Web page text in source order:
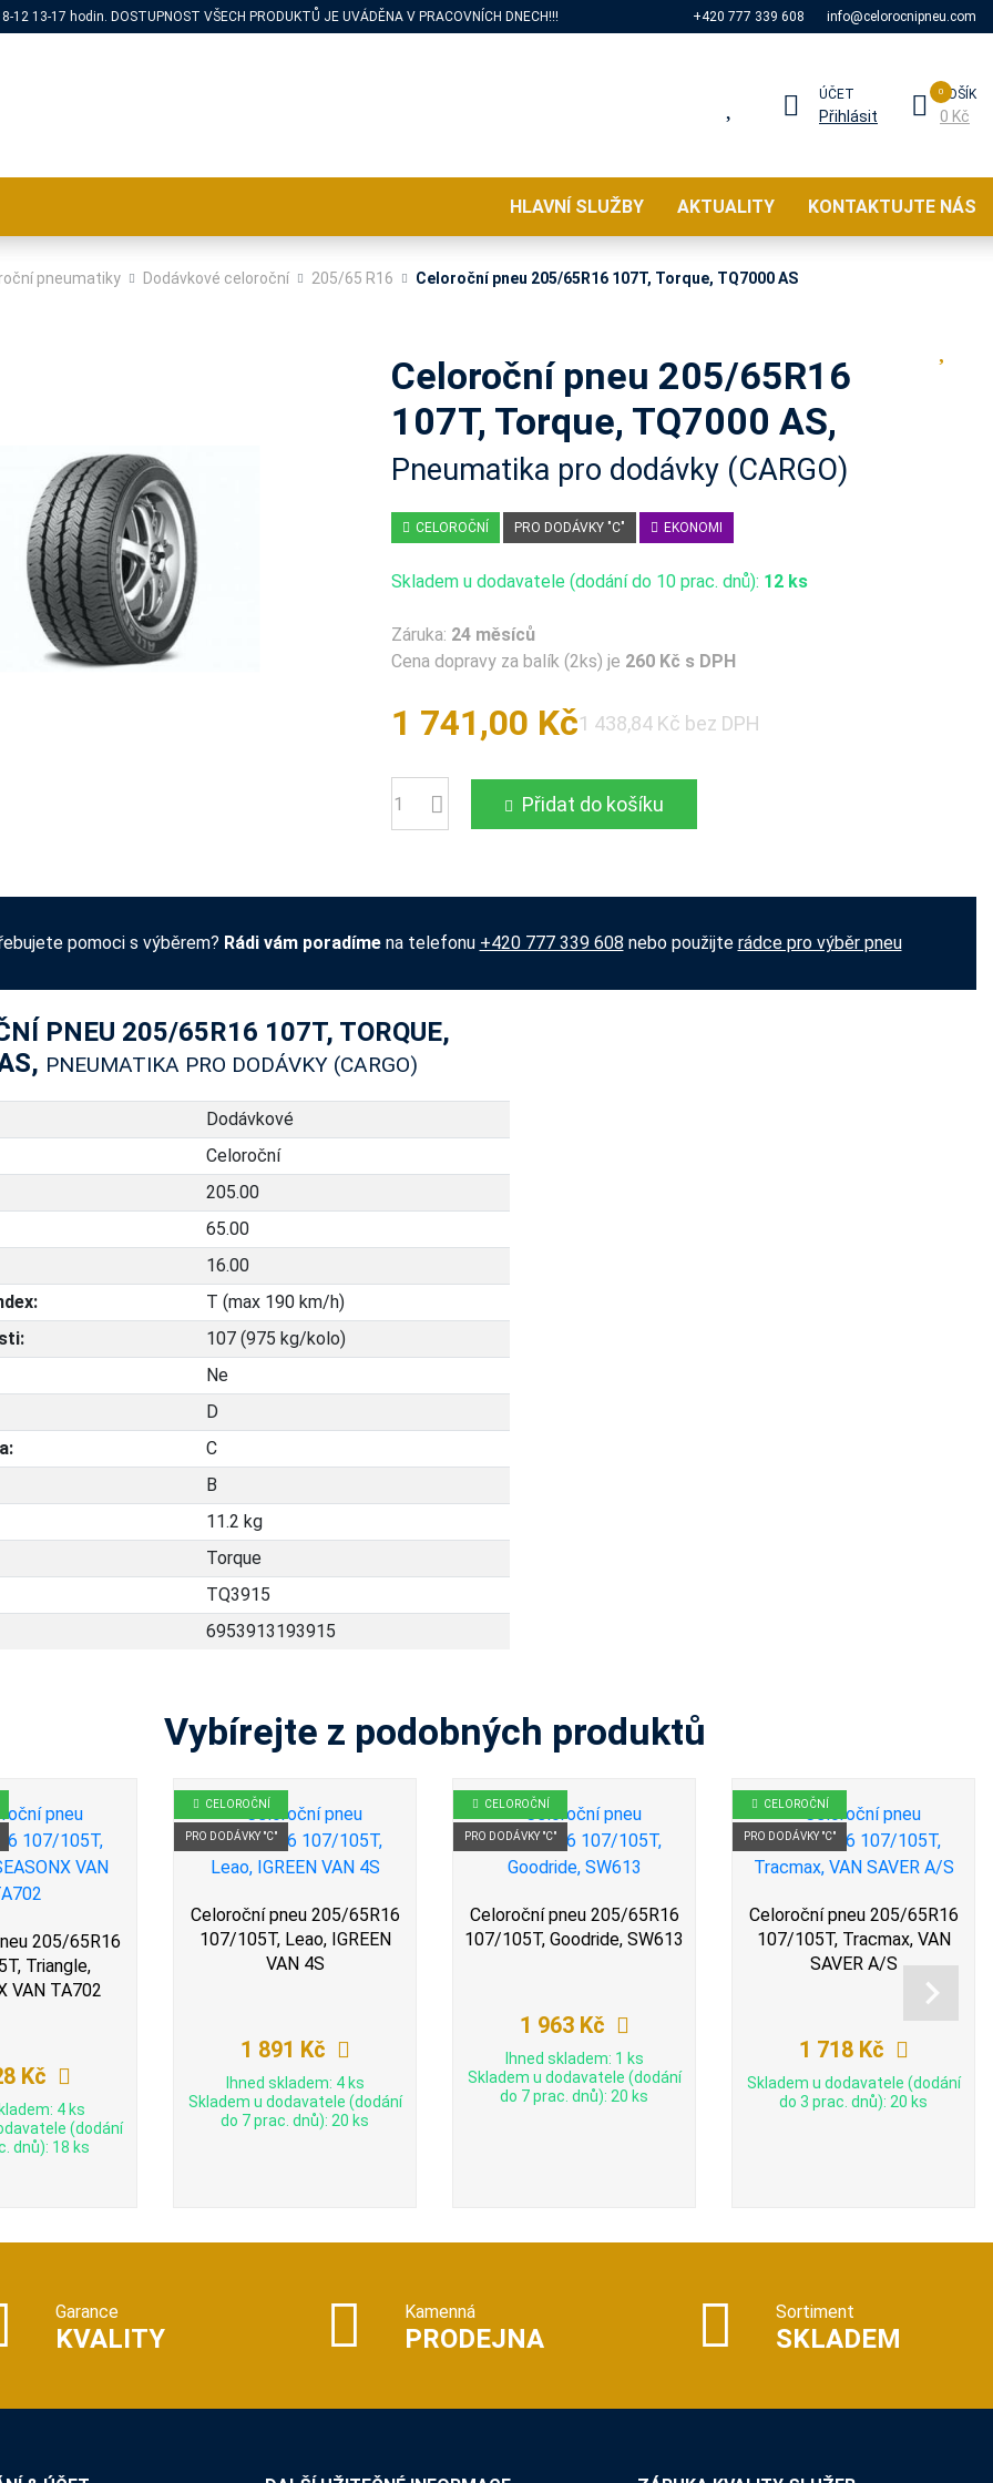
12 13-17 hodin. DOSTUPNOST VŠECH PRODUKTŮ JE UVÁDĚNA V PRACOVNÍCH DNECH!!! +420 777 339 608 info@celorocnipneu.com
ÚČET
Přihlásit
KOŠÍK
0 Kč
HLAVNÍ SLUŽBY AKTUALITY KONTAKTUJTE NÁS
pneumatiky Dodávkové celoroční 205/65 R16 Celoroční pneu 205/65R16 107T, Torque, TQ7000 AS
Celoroční pneu 205/65R16
107T, Torque, TQ7000 AS,
Pneumatika pro dodávky (CARGO)
CELOROČNÍ PRO DODÁVKY "C" EKONOMI
Skladem u dodavatele (dodání do 10 prac. dnů): 12 ks
Záruka: 24 měsíců
Cena dopravy za balík (2ks) je 260 Kč s DPH
1 741,00 Kč1 438,84 Kč bez DPH
Počet Přidat do košíku
pomoci s výběrem? Rádi vám poradímena telefonu +420 777 339 608nebo použijte rádce pro výběr pneu
PNEU 205/65R16 107T, TORQUE,
PNEUMATIKA PRO DODÁVKY (CARGO)
Dodávkové
Celoroční
205.00
65.00
16.00
T (max 190 km/h)
107 (975 kg/kolo)
Ne
D
C
B
11.2 kg
Torque
TQ3915
6953913193915
Vybírejte z podobných produktů
205/65R16
Triangle,
VAN TA702
Kč
4 ks
(dodání
dnů): 18 ks
CELOROČNÍ
PRO DODÁVKY "C"
Celoroční pneu 205/65R16
107/105T, Leao, IGREEN
VAN 4S
1 891 Kč
Ihned skladem: 4 ks
Skladem u dodavatele (dodání
do 7 prac. dnů): 20 ks
CELOROČNÍ
PRO DODÁVKY "C"
Celoroční pneu 205/65R16
107/105T, Goodride, SW613
1 963 Kč
Ihned skladem: 1 ks
Skladem u dodavatele (dodání
do 7 prac. dnů): 20 ks
CELOROČNÍ
PRO DODÁVKY "C"
Celoroční pneu 205/65R16
107/105T, Tracmax, VAN
SAVER A/S
1 718 Kč
Skladem u dodavatele (dodání
do 3 prac. dnů): 20 ks
Garance
KVALITY
Kamenná
PRODEJNA
Sortiment
SKLADEM